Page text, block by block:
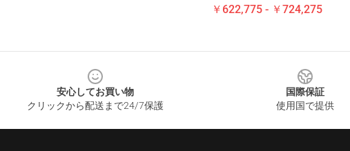
￥622,775 - ￥724,275
安心してお買い物
クリックから配送まで24/7保護
国際保証
使用国で提供